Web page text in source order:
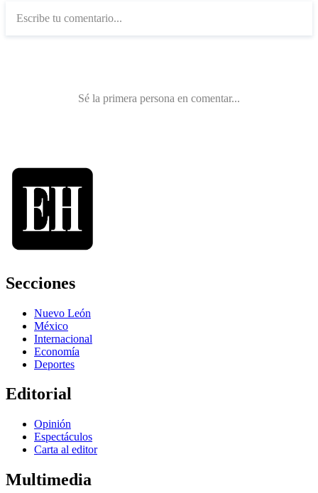
Secciones
Nuevo León
México
Internacional
Economía
Deportes
Editorial
Opinión
Espectáculos
Carta al editor
Multimedia